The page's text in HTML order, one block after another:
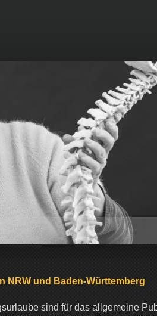
NRW und Baden-Württemberg
sind für das allgemeine